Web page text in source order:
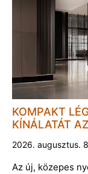
KOMPAKT
KÍNÁLATÁT
2026. augusztus.
Az új, közepes